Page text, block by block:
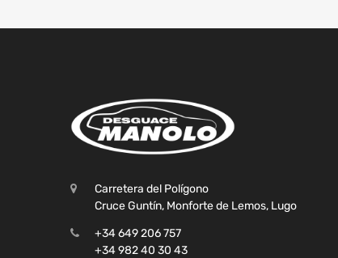
Carretera del Polígono
Cruce Guntín, Monforte de Lemos, Lugo
+34 649 206 757
+34 982 40 30 43